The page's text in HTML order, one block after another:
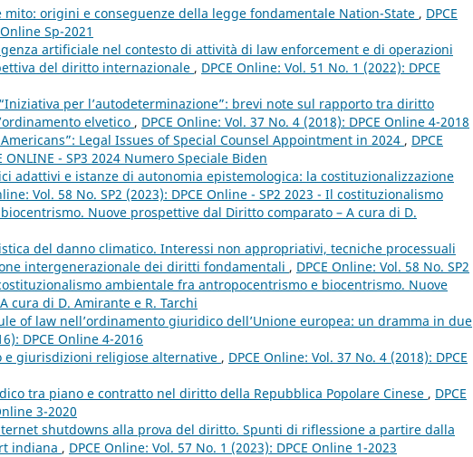
mito: origini e conseguenze della legge fondamentale Nation-State , DPCE
Sp-2021
artificiale nel contesto di attività di law enforcement e di operazioni
del diritto internazionale , DPCE Online: Vol. 51 No. 1 (2022): DPCE
per l’autodeterminazione”: brevi note sul rapporto tra diritto
elvetico , DPCE Online: Vol. 37 No. 4 (2018): DPCE Online 4-2018
Americans”: Legal Issues of Special Counsel Appointment in 2024 , DPCE
ONLINE - SP3 2024 Numero Speciale Biden
adattivi e istanze di autonomia epistemologica: la costituzionalizzazione
Vol. 58 No. SP2 (2023): DPCE Online - SP2 2023 - Il costituzionalismo
Nuove prospettive dal Diritto comparato – A cura di D.
del danno climatico. Interessi non appropriativi, tecniche processuali
intergenerazionale dei diritti fondamentali , DPCE Online: Vol. 58 No. SP2
ambientale fra antropocentrismo e biocentrismo. Nuove
cura di D. Amirante e R. Tarchi
of law nell’ordinamento giuridico dell’Unione europea: un dramma in due
DPCE Online 4-2016
e giurisdizioni religiose alternative , DPCE Online: Vol. 37 No. 4 (2018): DPCE
tra piano e contratto nel diritto della Repubblica Popolare Cinese , DPCE
3-2020
shutdowns alla prova del diritto. Spunti di riflessione a partire dalla
indiana , DPCE Online: Vol. 57 No. 1 (2023): DPCE Online 1-2023